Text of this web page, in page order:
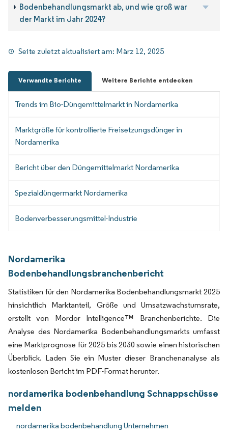
Bodenbehandlungsmarkt ab, und wie groß war
der Markt im Jahr 2024?
Seite zuletzt aktualisiert am: März 12, 2025
Verwandte Berichte Weitere Berichte entdecken
Trends im Bio-Düngemittelmarkt in Nordamerika
Marktgröße für kontrollierte Freisetzungsdünger in
Nordamerika
Bericht über den Düngemittelmarkt Nordamerika
Spezialdüngermarkt Nordamerika
Bodenverbesserungsmittel-Industrie
Nordamerika
Bodenbehandlungsbranchenbericht
Statistiken für den Nordamerika Bodenbehandlungsmarkt 2025
hinsichtlich Marktanteil, Größe und Umsatzwachstumsrate,
erstellt von Mordor Intelligence™ Branchenberichte. Die
Analyse des Nordamerika Bodenbehandlungsmarkts umfasst
eine Marktprognose für 2025 bis 2030 sowie einen historischen
Überblick. Laden Sie ein Muster dieser Branchenanalyse als
kostenlosen Bericht im PDF-Format herunter.
nordamerika bodenbehandlung Schnappschüsse
melden
nordamerika bodenbehandlung Unternehmen